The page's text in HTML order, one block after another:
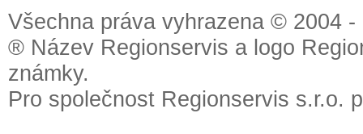
Všechna práva vyhrazena © 2004
® Název Regionservis a logo
známky.
Pro společnost Regionservis s.r.o.